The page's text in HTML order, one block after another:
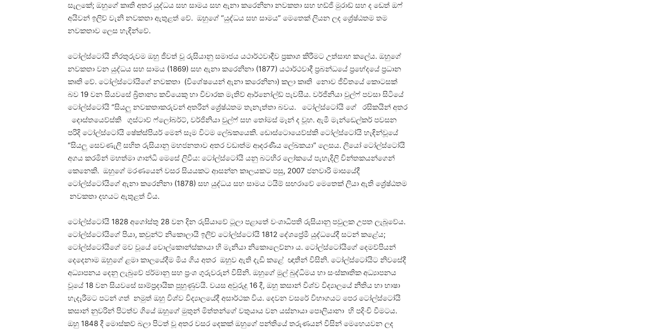
සැලකේ; ඔහුගේ කෘති අතර යුද්ධය සහ සාමය සහ ඇනා කරෙනිනා නවකතා සහ හඩ්ජි මුරාඩ් සහ ද ඩෙත් ඔෆ්
අයිවන් ඉලිච් වැනි නවකතා ඇතුළත් වේ. ඔහුගේ “යුද්ධය සහ සාමය” මෙතෙක් ලියන ලද ශ්‍රේෂ්ඨතම තම
නවකතාව ලෙස හැඳින්වේ.
ටෝල්ස්ටෝයි නිරතුරුවම ඔහු ජීවත් වූ රුසියානු සමාජය යථාර්ථවාදීව ප්‍රකාශ කිරීමට උත්සාහ කලේය. ඔහුගේ
නවකතා වන යුද්ධය සහ සාමය (1869) සහ ඇනා කරෙනිනා (1877) යථාර්ථවාදී ප්‍රබන්ධයේ ප්‍රභේදයේ ප්‍රධාන
කෘති වේ. ටෝල්ස්ටෝයිගේ නවකතා (විශේෂයෙන් ඇනා කරෙනිනා) කලා කෘති නොව ජීවිතයේ කොටසක්
බව 19 වන සියවසේ බ්‍රිතාන්‍ය කවියෙකු හා විචාරක මැතිව් ආර්නෝල්ඩ් පැවසීය. වර්ජිනියා වුල්ෆ් පවසා සිටියේ
ටෝල්ස්ටෝයි “සියලු නවකතාකරුවන් අතරින් ශ්‍රේෂ්ඨතම තැනැත්තා බවය. ටෝල්ස්ටෝයි ගේ රසිකයින් අතර
දොස්තයෙව්ස්කි ගුස්ටාව් ෆ්ලෝබර්ට්, වර්ජිනියා වුල්ෆ් සහ තෝමස් මෑන් ද වූහ. ඇමී මැන්ඩෙල්කර් පවසන
පරිදි ටෝල්ස්ටෝයි ෂේක්ස්පියර් මෙන් සෑම විටම ලේඛකයෙකි. ඩොස්ටොයෙව්ස්කි ටෝල්ස්ටෝයි හැඳින්වූයේ
“සියලු සෙවණැලි සහිත රුසියානු මහජනතාව අතර වඩාත්ම ආදරණීය ලේඛකයා” ලෙසය. ලියෝ ටෝල්ස්ටෝයි
අගය කරමින් මහත්මා ගාන්ධි මෙසේ ලිවීය: ටෝල්ස්ටෝයි යනු බටහිර ලෝකයේ පැහැදිලි චින්තකයන්ගෙන්
කෙනෙකි. ඔහුගේ මරණයෙන් වසර සියයකට ආසන්න කාලයකට පසු, 2007 ජනවාරි මාසයේදී
ටෝල්ස්ටෝයිගේ ඇනා කරෙනිනා (1878) සහ යුද්ධය සහ සාමය ටයිම් සඟරාවේ මෙතෙක් ලියා ඇති ශ්‍රේෂ්ඨතම
නවකතා දහයට ඇතුළත් විය.
ටෝල්ස්ටෝයි 1828 අගෝස්තු 28 වන දින රුසියාවේ ටූලා පළාතේ වංශාධිපති රුසියානු පවුලක උපත ලැබූවේය.
ටෝල්ස්ටෝයිගේ පියා, කවුන්ට් නිකොලායි ඉලිච් ටෝල්ස්ටෝයි 1812 දේශප්‍රේමී යුද්ධයේදී සටන් කළේය;
ටෝල්ස්ටෝයිගේ මව වූයේ වොල්කොන්ස්කායා හි මැනියා නිකොලෙව්නා ය. ටෝල්ස්ටෝයිගේ දෙමව්පියන්
දෙදෙනාම ඔහුගේ ළමා කාලයේදීම මිය ගිය අතර ඔහුව ඇති දැඩි කළේ ඥාතීන් විසිනි. ටෝල්ස්ටෝයිට නිවසේදී
අධ්‍යාපනය දෙනු ලැබුවේ ජර්මානු සහ ප්‍රංශ ගුරුවරුන් විසිනි. ඔහුගේ මුල් බුද්ධිමය හා සංස්කෘතික අධ්‍යාපනය
වූයේ 18 වන සියවසේ සාම්ප්‍රදායික පුහුණුවයි. වයස අවුරුදු 16 දී, ඔහු කසාන් විශ්ව විද්‍යාලයේ නීතිය හා භාෂා
හැදෑරීමට පටන් ගත් නමුත් ඔහු විශ්ව විද්‍යාලයේදී අසාර්ථක විය. දෙවන වසරේ විභාගයට පෙර ටෝල්ස්ටෝයි
කසාන් නුවරින් පිටත්ව ගියේ ඔහුගේ මුතුන් මිත්තන්ගේ වතුයාය වන යස්නායා පොලියානා හි පදිංචි වීමටය.
ඔහු 1848 දී මොස්කව් බලා පිටත් වූ අතර වසර දෙකක් ඔහුගේ පන්තියේ තරුණයන් විසින් මෙහෙයවන ලද